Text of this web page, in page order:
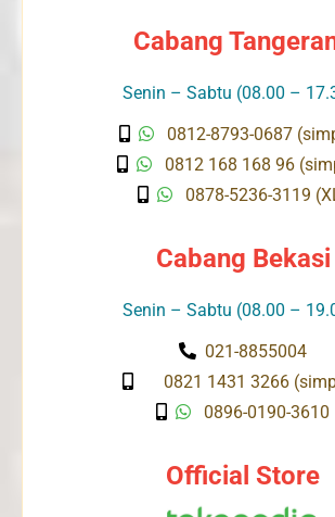
Cabang
Senin – Sabtu (08.00 –
0812-8793-0687
0812 168 168 96
0878-5236-3119
Cabang Bekasi
Senin – Sabtu (08.00 –
021-8855004
0821 1431 3266
0896-0190-3610
Official Store